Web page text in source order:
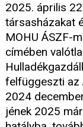
2025. április
társasházakat
MOHU ÁSZF-
címében
felfüggeszti az
2024
jének 2025